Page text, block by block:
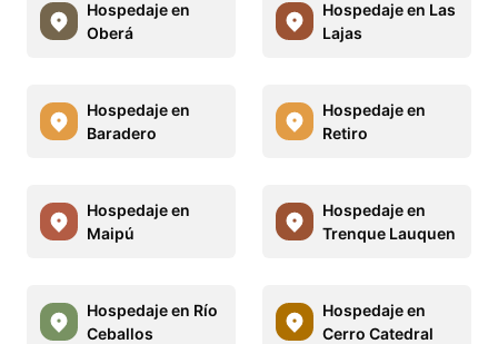
Hospedaje en
Oberá
Hospedaje en Las
Lajas
Hospedaje en
Baradero
Hospedaje en
Retiro
Hospedaje en
Maipú
Hospedaje en
Trenque Lauquen
Hospedaje en Río
Ceballos
Hospedaje en
Cerro Catedral